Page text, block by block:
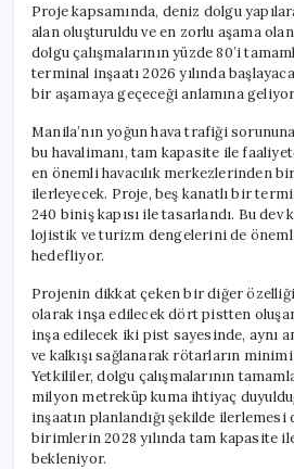
Proje kapsamında, deniz dolgu
alan oluşturuldu ve en zorlu aşama
dolgu çalışmalarının yüzde 80’i
terminal inşaatı 2026 yılında
bir aşamaya geçeceği anlamına
Manila’nın yoğun hava trafiği
bu havalimanı, tam kapasite ile
en önemli havacılık merkezlerinden
ilerleyecek. Proje, beş kanatlı bir
240 biniş kapısı ile tasarlandı. Bu
lojistik ve turizm dengelerini de
hedefliyor.
Projenin dikkat çeken bir diğer
olarak inşa edilecek dört pistten
inşa edilecek iki pist sayesinde, aynı
ve kalkışı sağlanarak rötarların
Yetkililer, dolgu çalışmalarının
milyon metreküp kuma ihtiyaç
inşaatın planlandığı şekilde
birimlerin 2028 yılında tam kapasite
bekleniyor.